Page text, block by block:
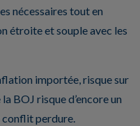
nécessaires tout en
étroite et souple avec les
importée, risque sur
BOJ risque d’encore un
conflit perdure.